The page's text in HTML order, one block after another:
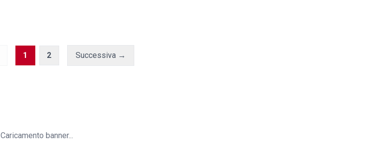
1 2 Successiva →
Caricamento banner...